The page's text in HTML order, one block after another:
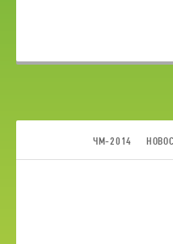
ЧМ-2014